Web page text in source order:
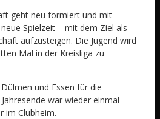
geht neu formiert und mit
Spielzeit – mit dem Ziel als
aufzusteigen. Die Jugend wird
Mal in der Kreisliga zu
und Essen für die
war wieder einmal
im Clubheim.